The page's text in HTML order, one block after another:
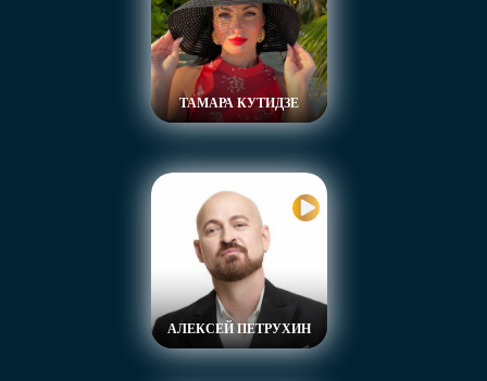
АЛЕКСЕЙ ПЕТРУХИН
ТАМАРА КУТИДЗЕ